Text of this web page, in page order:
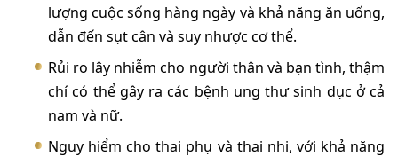
lượng cuộc sống hàng ngày và khả năng ăn uống,
dẫn đến sụt cân và suy nhược cơ thể.
Rủi ro lây nhiễm cho người thân và bạn tình, thậm
chí có thể gây ra các bệnh ung thư sinh dục ở cả
nam và nữ.
Nguy hiểm cho thai phụ và thai nhi, với khả năng